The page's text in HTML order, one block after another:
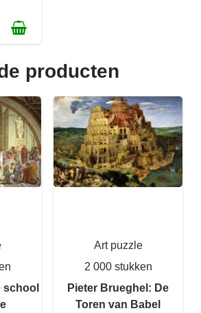
producten
school
Art puzzle
2 000 stukken
Pieter Brueghel: De
Toren van Babel